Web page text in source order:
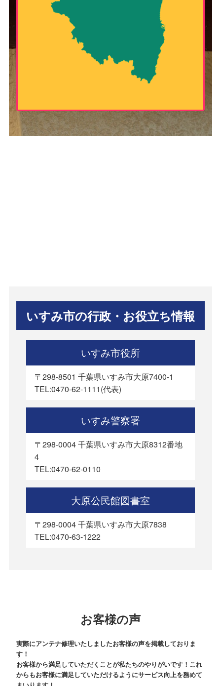
いすみ市の行政・お役立ち情報
いすみ市役所
〒298-8501 千葉県いすみ市大原7400-1
TEL:0470-62-1111(代表)
いすみ警察署
〒298-0004 千葉県いすみ市大原8312番地
4
TEL:0470-62-0110
大原公民館図書室
〒298-0004 千葉県いすみ市大原7838
TEL:0470-63-1222
お客様の声
実際にアンテナ修理いたしましたお客様の声を掲載しておりま
す！
お客様から満足していただくことが私たちのやりがいです！これ
からもお客様に満足していただけるようにサービス向上を務めて